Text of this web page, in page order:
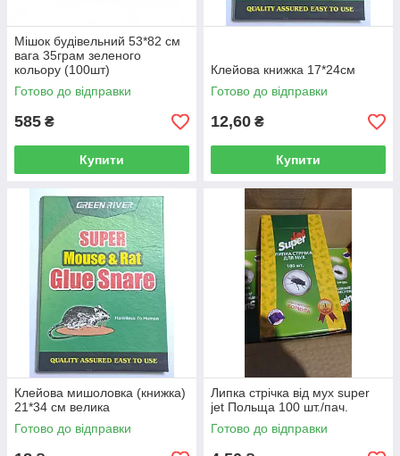
Мішок будівельний 53*82 см
вага 35грам зеленого
кольору (100шт)
Готово до відправки
585 ₴
Купити
Клейова книжка 17*24см
Готово до відправки
12,60 ₴
Купити
Клейова мишоловка (книжка)
21*34 см велика
Готово до відправки
Липка стрічка від мух super
jet Польща 100 шт./пач.
Готово до відправки